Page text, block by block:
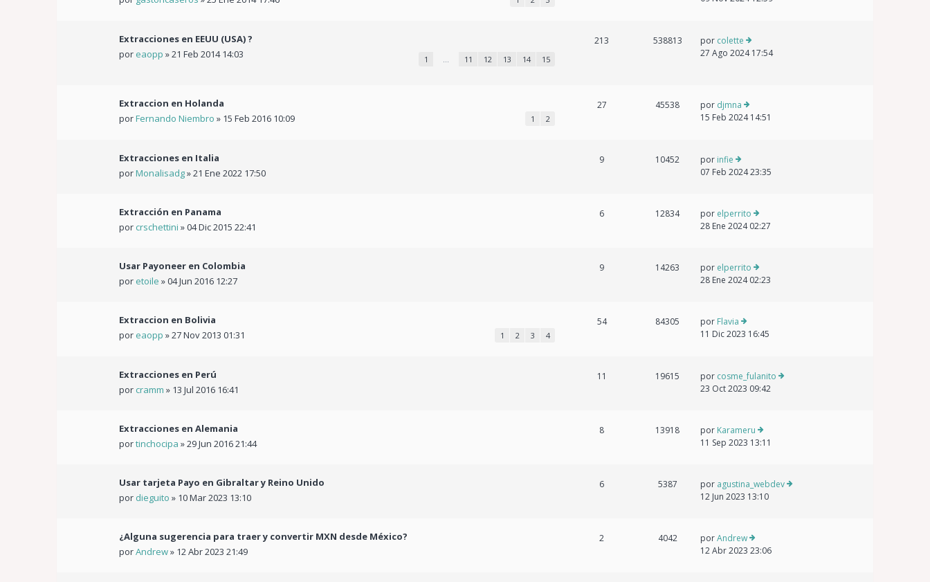
Extracciones en EEUU (USA) ?
por eaopp »21 Feb 2014 14:03 1 11 12 13 14 15
213 538813 por colette
27 Ago 2024 17:54
Extraccion en Holanda
porFernando Niembro » 15 Feb 2016 10:09 1 2
27 45538 por djmna
15 Feb 2024 14:51
Extracciones en Italia
porMonalisadg»21 Ene 2022 17:50
9 10452 por infie
07 Feb 2024 23:35
Extracción en Panama
por crschettini »04 Dic 2015 22:41
6 12834 por elperrito
28 Ene 2024 02:27
Usar Payoneer en Colombia
por etoile »04 Jun 2016 12:27
9 14263 por elperrito
28 Ene 2024 02:23
Extraccion en Bolivia
por eaopp »27 Nov 2013 01:31 1 2 3 4
54 84305 por Flavia
11 Dic 2023 16:45
Extracciones en Perú
por cramm » 13 Jul 2016 16:41
11 19615 por cosme_fulanito
23 Oct 2023 09:42
Extracciones en Alemania
portinchocipa »29 Jun 2016 21:44
8 13918 por Karameru
11 Sep 2023 13:11
Usar tarjeta Payo en Gibraltar y Reino Unido
por dieguito » 10 Mar 2023 13:10
6 5387 por agustina_webdev
12 Jun 2023 13:10
¿Alguna sugerencia para traer y convertir MXN desde México?
porAndrew» 12 Abr 2023 21:49
2 4042 porAndrew
12 Abr 2023 23:06